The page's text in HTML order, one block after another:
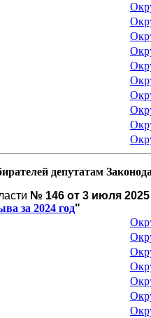
депутатам
№ 146 от 3 июля 2025
за 2024 год"